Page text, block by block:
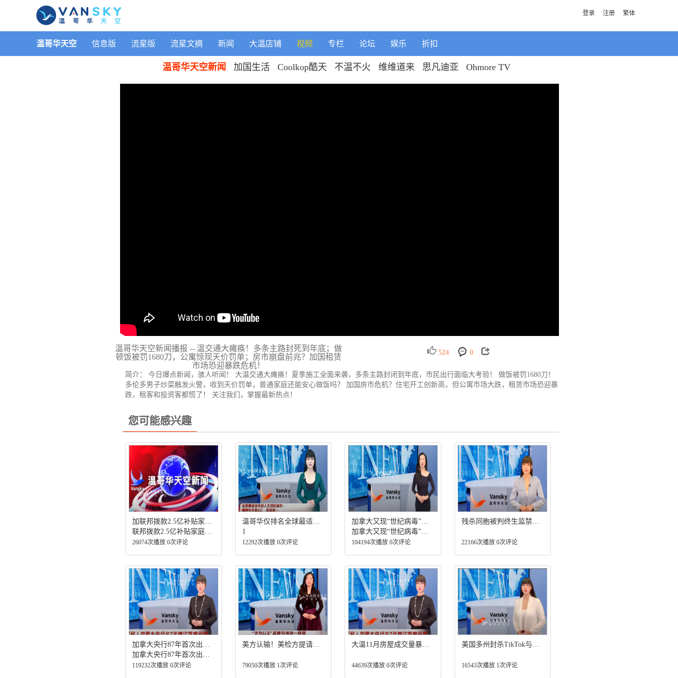
登录 注册 繁体
温哥华天空 信息版 流星版 流星文摘 新闻 大温店铺 视频 专栏 论坛 娱乐 折扣
温哥华天空新闻 加国生活 Coolkop酷天 不温不火 维维道来 思凡迪亚 Ohmore TV
温哥华天空新闻播报 -- 温交通大瘫痪！多条主路封死到年底；做
顿饭被罚1680刀，公寓惊现天价罚单；房市崩盘前兆？加国租赁
市场恐迎暴跌危机！
524 0
简介： 今日爆点新闻，骇人听闻！ 大温交通大瘫痪！夏季施工全面来袭，多条主路封闭到年底，市民出行面临大考验！ 做饭被罚1680刀！
多伦多男子炒菜触发火警，收到天价罚单，普通家庭还能安心做饭吗？ 加国房市危机？住宅开工创新高，但公寓市场大跌，租赁市场恐迎暴
跌，租客和投资客都慌了！ 关注我们，掌握最新热点！
您可能感兴趣
加联邦拨款2.5亿补贴家庭供暖 每户最多可领5千元
联邦拨款2.5亿补贴家庭供暖 每户最多可领5000元 苹果公司正在温哥华招聘一些高薪工作 新一轮强降雨来袭温哥华雨天模式开启
26074次播放 0次评论
温哥华仅排名全球最适合年轻人生活的城市第60
1
12292次播放 0次评论
加拿大又现“世纪病毒”，可通过空气传播；40年来最高通胀环境下的黑色星期五已不受BC省民众待见
加拿大又现“世纪病毒”，可通过空气传播；40年来最高通胀环境下的黑色星期五已不受BC省民众待见；加拿大籍艺人吴亦(小)凡(签)一审被判13年并罚金6个亿；温哥华车行竟然强迫买家贷款拒收现金，这合法吗？
104194次播放 0次评论
残杀同胞被判终生监禁的华裔男子竟然提前三年获得假释！；过分！Canada post运费暴涨！ 国际线路增收的附加费高达23%
22166次播放 0次评论
加拿大央行87年首次出现季度亏损！暴风雪肆虐大温地区，许多司机被困至凌晨还未到家！大手笔：RBC银行135亿加元现金收购加拿大汇丰银行！浪费纳税人的钱，8000万打水漂 加拿大浪费340万剂新冠疫苗
加拿大央行87年首次出现季度亏损！暴风雪肆虐大温地区，许多司机被困至凌晨还未到家！大手笔：RBC银行135亿加元现金收购加拿大汇丰银行！浪费纳税人的钱，8000万打水漂 加拿大浪费340万剂新冠疫苗
119232次播放 0次评论
美方认输！美检方提请法院撤销对孟晚舟的指控；华人圈内换汇诈骗大温一经纪44万购房款泥牛入海；大温地产局最新报告披露11月房屋成交量暴跌，房价还得跌！加拿大三大福利昨日正式生效 但批评人士称“九牛一毛”
79050次播放 1次评论
大温11月房屋成交量暴跌， 但分析师表示房价仍然随时上涨！？ 被杀的本拿比华人女警尸骨未寒 竟遭政府起诉；温哥华大学学费暴涨30% 国际留学生被针对！
44639次播放 0次评论
美国多州封杀TikTok与WeChat！又加50个基点！加拿大央行第七次加息， 释放转折信号；租房党的福音，180万租客本月能领500元补贴
16543次播放 1次评论